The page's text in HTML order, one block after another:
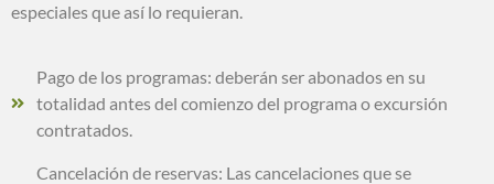
especiales que así lo requieran.
Pago de los programas: deberán ser abonados en su
totalidad antes del comienzo del programa o excursión
contratados.
Cancelación de reservas: Las cancelaciones que se